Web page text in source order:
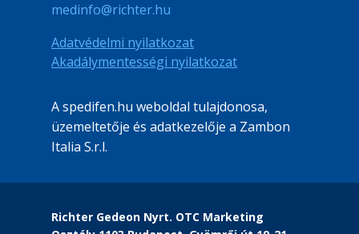
medinfo@richter.hu
File
Adatvédelmi nyilatkozat
File
Akadálymentességi nyilatkozat
A spedifen.hu weboldal tulajdonosa,
üzemeltetője és adatkezelője a Zambon
Italia S.r.l.
Richter Gedeon Nyrt. OTC Marketing